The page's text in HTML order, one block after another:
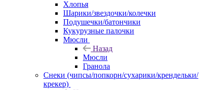
Хлопья
Шарики/звездочки/колечки
Подушечки/батончики
Кукурузные палочки
Мюсли
Назад
Мюсли
Гранола
Снеки (чипсы/попкорн/сухарики/крендельки/
крекер)